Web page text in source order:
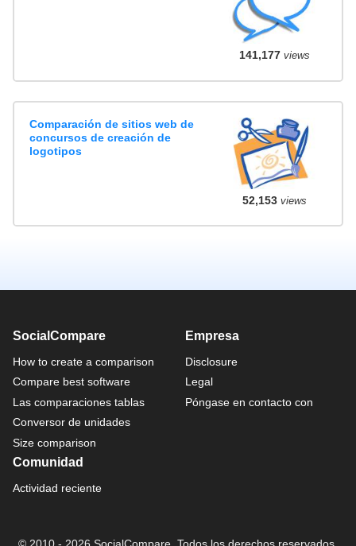
141,177views
Comparación de sitios web de
concursos de creación de
logotipos
52,153views
SocialCompare
How to create a comparison
Compare best software
Las comparaciones tablas
Conversor de unidades
Size comparison
Empresa
Disclosure
Legal
Póngase en contacto con
Comunidad
Actividad reciente